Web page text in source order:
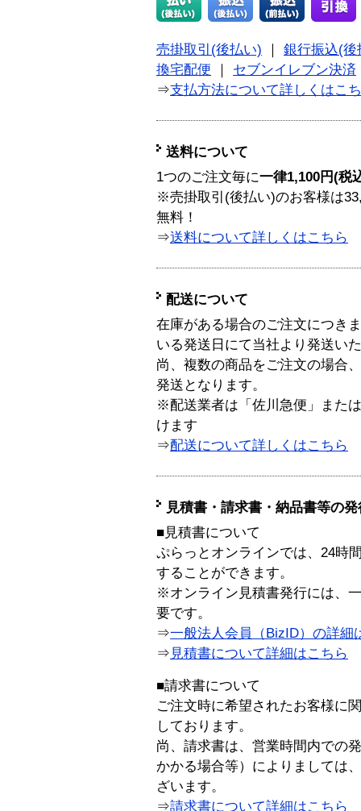
売掛取引(後払い)
銀行振込(後
換宅配便
セブンイレブン決済
⇒支払方法について詳しくはこ
送料について
1つのご注文毎に一律1,100円(税
※売掛取引(後払い)のお客様は
無料！
⇒送料について詳しくはこちら
配送について
在庫がある場合のご注文につき
いる発送日にて当社より発送い
尚、複数の商品をご注文の場合
発送となります。
※配送業者は「佐川急便」また
けます
⇒配送について詳しくはこちら
見積書・請求書・納品書等の
■見積書について
ぷらっとオンラインでは、24時
することができます。
※オンライン見積書発行には、
要です。
⇒一般法人会員（BizID）の詳細
⇒ 見積書について詳細はこちら
■請求書について
ご注文時に希望されたお客様に
しております。
尚、請求書は、営業時間内での
かかる場合等）によりましては
ざいます。
⇒請求書について詳細はこちら